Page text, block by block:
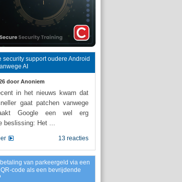
security support oudere Android
AI
door Anoniem
in het nieuws kwam dat
gaat patchen vanwege
Google een wel erg
beslissing: Het ...
13 reacties
van parkeergeld via een
code als een bevrijdende